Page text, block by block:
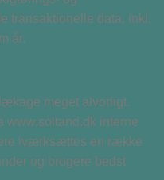
transaktionelle data, inkl.
år.
meget alvorligt.
www.soltand.dk interne
iværksættes en række
og brugere bedst